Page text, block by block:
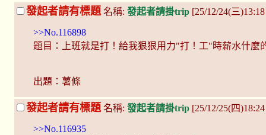
發起者請有標題 名稱: 發起者請掛trip [25/12/24(三
>>No.116898
題目：上班就是打！給我狠狠用力"打！工"時薪水什麼
出題：薯條
發起者請有標題 名稱: 發起者請掛trip [25/12/25(四
>>No.116935